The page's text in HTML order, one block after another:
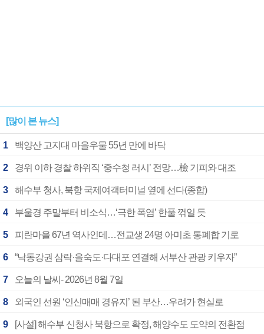
[많이 본 뉴스]
1 백양산 고지대 마을우물 55년 만에 바닥
2 경위 이하 경찰 하위직 ‘중수청 러시’ 전망…檢 기피와 대조
3 해수부 청사, 북항 국제여객터미널 옆에 선다(종합)
4 부울경 주말부터 비소식…‘극한 폭염’ 한풀 꺾일 듯
5 피란마을 67년 역사인데…전교생 24명 아미초 통폐합 기로
6 “낙동강권 삼락·을숙도·다대포 연결해 서부산 관광 키우자”
7 오늘의 날씨- 2026년 8월 7일
8 외국인 선원 ‘인신매매 경유지’ 된 부산…우려가 현실로
9 [사설] 해수부 신청사 북항으로 확정, 해양수도 도약의 전환점